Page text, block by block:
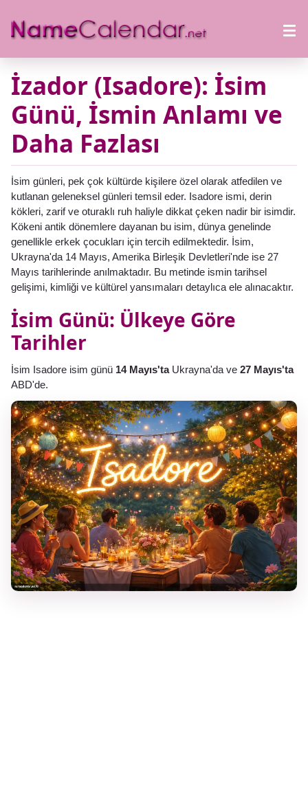
İzador (Isadore): İsim
Günü, İsmin Anlamı ve
Daha Fazlası
İsim günleri, pek çok kültürde kişilere özel olarak atfedilen ve
kutlanan geleneksel günleri temsil eder. Isadore ismi, derin
kökleri, zarif ve oturaklı ruh haliyle dikkat çeken nadir bir isimdir.
Kökeni antik dönemlere dayanan bu isim, dünya genelinde
genellikle erkek çocukları için tercih edilmektedir. İsim,
Ukrayna'da 14 Mayıs, Amerika Birleşik Devletleri'nde ise 27
Mayıs tarihlerinde anılmaktadır. Bu metinde ismin tarihsel
gelişimi, kimliği ve kültürel yansımaları detaylıca ele alınacaktır.
İsim Günü: Ülkeye Göre
Tarihler
İsim Isadore isim günü 14 Mayıs'taUkrayna'da ve 27 Mayıs'ta
ABD'de.